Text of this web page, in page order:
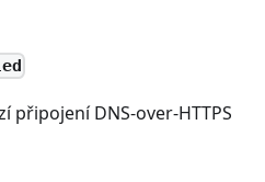
připojení DNS-over-HTTPS